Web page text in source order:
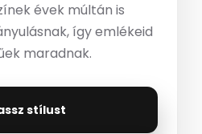
évek múltán is
így emlékeid
maradnak.
stílust